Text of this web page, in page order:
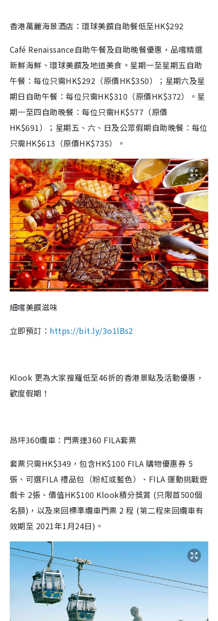
香港萬麗海景酒店：環球美饌自助餐低至HK$292
Café Renaissance自助午餐及自助晚餐優惠，品嚐精選
新鮮海鮮、環球美饌及地道美食。星期一至星期五自助
午餐：每位只需HK$292（原價HK$350）；星期六及星
期日自助午餐：每位只需HK$310（原價HK$372）。星
期一至四自助晚餐：每位只需HK$577（原價
HK$691）；星期五、六、日及公眾假期自助晚餐：每位
只需HK$613（原價HK$735）。
細嚐美饌滋味
立即預訂： https://bit.ly/3o1lBs2
Klook 更為大家搜羅低至46折的香港景點及活動優惠，
歡度假期！
昂坪360纜車：門票連360 FILA套票
套票只需HK$349，包含HK$100 FILA購物優惠券 5
張、可選FILA 禮品包（粉紅或藍色）
、FILA 運動挑戰遊
戲卡 2張、價值HK$100 Klook積分獎賞 (只限首500個
名額)，以及來回標準纜車門票 2 程 (第二程來回纜車有
效期至 2021年1月24日)。